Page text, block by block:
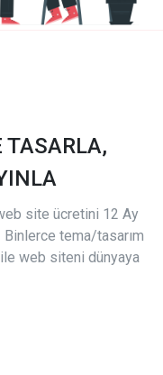
TASARLA,
site ücretini 12 Ay
Binlerce tema/tasarım
web siteni dünyaya